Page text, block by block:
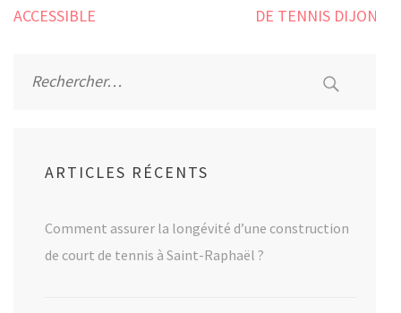
ACCESSIBLE
DE TENNIS DIJON ?
ARTICLES RÉCENTS
Comment assurer la longévité d’une construction
de court de tennis à Saint-Raphaël ?